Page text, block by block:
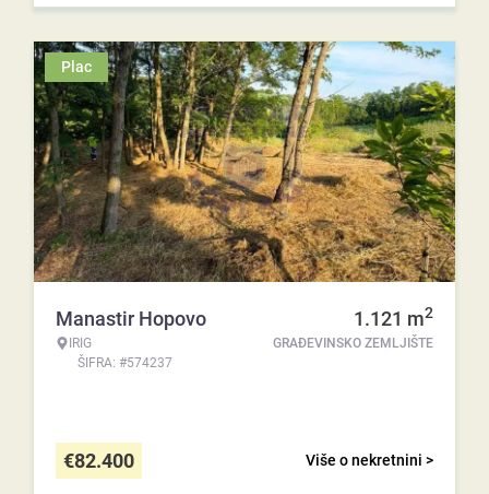
Plac
Manastir Hopovo
IRIG
ŠIFRA: #574237
1.121 m2
GRAĐEVINSKO ZEMLJIŠTE
Više o nekretnini >
€82.400